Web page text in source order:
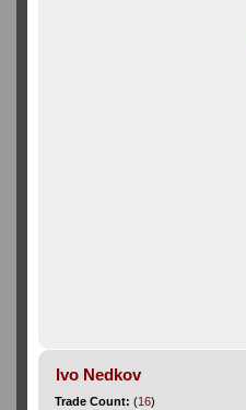
Ivo Nedkov
Trade Count:(16)